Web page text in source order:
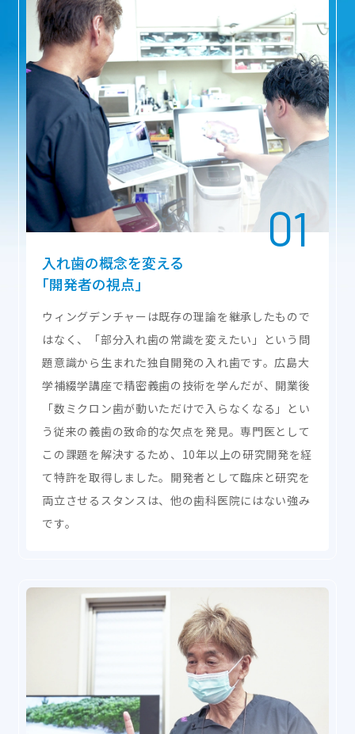
入れ歯の概念を変える
｢開発者の視点｣
ウィングデンチャーは既存の理論を継承したもので
はなく、「部分入れ歯の常識を変えたい」という問
題意識から生まれた独自開発の入れ歯です。広島大
学補綴学講座で精密義歯の技術を学んだが、開業後
「数ミクロン歯が動いただけで入らなくなる」とい
う従来の義歯の致命的な欠点を発見。専門医として
この課題を解決するため、10年以上の研究開発を経
て特許を取得しました。開発者として臨床と研究を
両立させるスタンスは、他の歯科医院にはない強み
です。